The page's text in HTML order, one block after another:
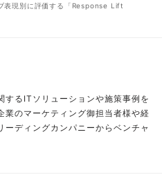
表現別に評価する「Response Lift
するITソリューションや施策事例を
業のマーケティング御担当者様や経
ディングカンパニーからベンチャ